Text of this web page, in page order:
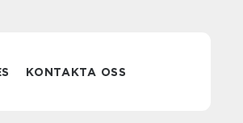
KONTAKTA OSS